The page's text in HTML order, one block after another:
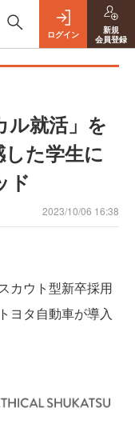
ログイン
新規
会員登録
ル就活」を
た学生に
ド
2023/10/06 16:38
カウト型新卒採用
ヨタ自動車が導入